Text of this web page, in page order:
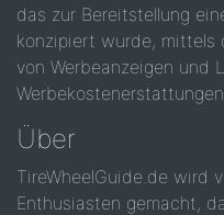
das zur Bereitstellung
konzipiert wurde, mittels
von Werbeanzeigen und
Über
TireWheelGuide.de wird
Enthusiasten gemacht,